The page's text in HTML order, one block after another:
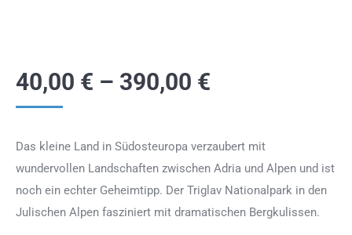
40,00 € – 390,00 €
Das kleine Land in Südosteuropa verzaubert mit
wundervollen Landschaften zwischen Adria und Alpen und ist
noch ein echter Geheimtipp. Der Triglav Nationalpark in den
Julischen Alpen fasziniert mit dramatischen Bergkulissen.